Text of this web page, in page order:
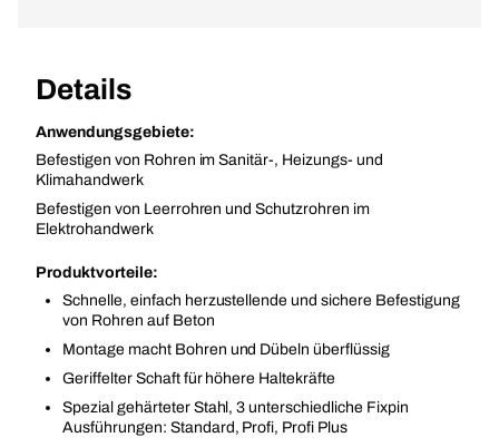
Details
Anwendungsgebiete:
Befestigen von Rohren im Sanitär-, Heizungs- und
Klimahandwerk
Befestigen von Leerrohren und Schutzrohren im
Elektrohandwerk
Produktvorteile:
Schnelle, einfach herzustellende und sichere Befestigung
von Rohren auf Beton
Montage macht Bohren und Dübeln überflüssig
Geriffelter Schaft für höhere Haltekräfte
Spezial gehärteter Stahl, 3 unterschiedliche Fixpin
Ausführungen: Standard, Profi, Profi Plus